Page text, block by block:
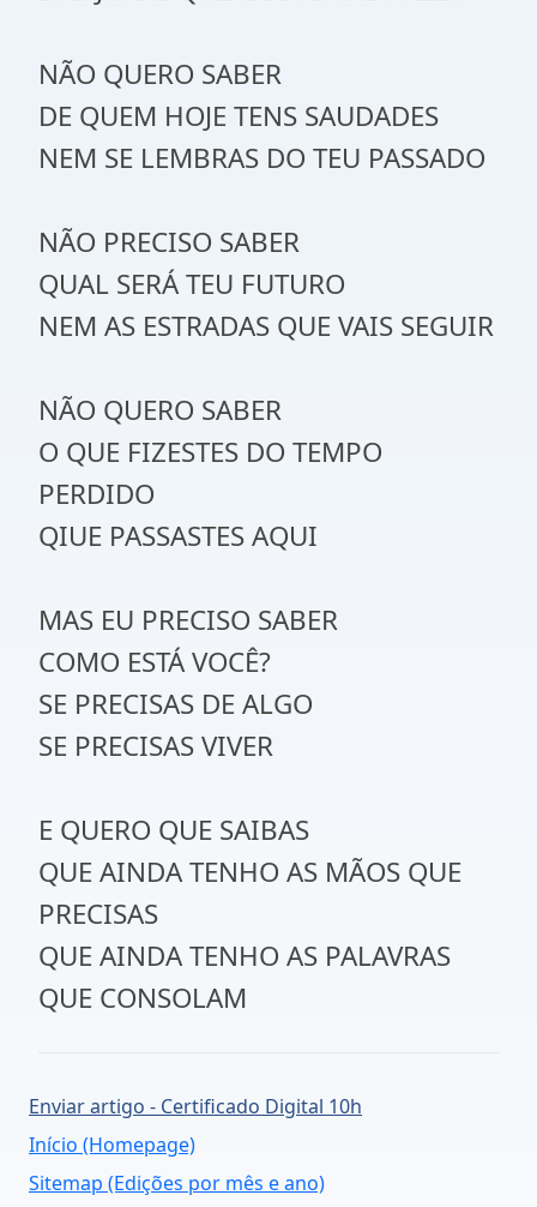
NÃO QUERO SABER
DE QUEM HOJE TENS SAUDADES
NEM SE LEMBRAS DO TEU PASSADO
NÃO PRECISO SABER
QUAL SERÁ TEU FUTURO
NEM AS ESTRADAS QUE VAIS SEGUIR
NÃO QUERO SABER
O QUE FIZESTES DO TEMPO
PERDIDO
QIUE PASSASTES AQUI
MAS EU PRECISO SABER
COMO ESTÁ VOCÊ?
SE PRECISAS DE ALGO
SE PRECISAS VIVER
E QUERO QUE SAIBAS
QUE AINDA TENHO AS MÃOS QUE
PRECISAS
QUE AINDA TENHO AS PALAVRAS
QUE CONSOLAM
Enviar artigo - Certificado Digital 10h
Início (Homepage)
Sitemap (Edições por mês e ano)